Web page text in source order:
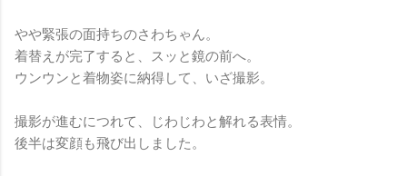
やや緊張の面持ちのさわちゃん。
着替えが完了すると、スッと鏡の前へ。
ウンウンと着物姿に納得して、いざ撮影。
撮影が進むにつれて、じわじわと解れる表情。
後半は変顔も飛び出しました。